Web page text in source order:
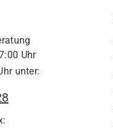
Uhr
unter: